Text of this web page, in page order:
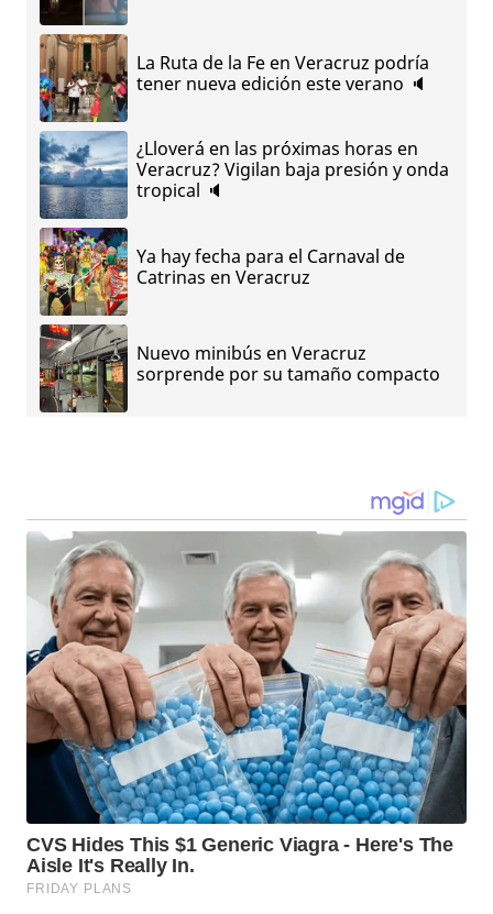
La Ruta de la Fe en Veracruz podría
tener nueva edición este verano 🔈
¿Lloverá en las próximas horas en
Veracruz? Vigilan baja presión y onda
tropical 🔈
Ya hay fecha para el Carnaval de
Catrinas en Veracruz
Nuevo minibús en Veracruz
sorprende por su tamaño compacto